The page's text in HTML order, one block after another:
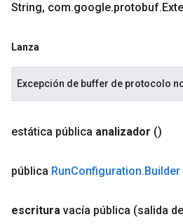
String, com.google.protobuf.
Lanza
Excepción de buffer de protocolo
estática pública analizador ()
pública RunConfiguration.Builder
escritura vacía pública (salida